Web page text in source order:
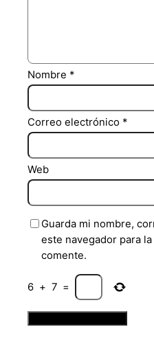
Nombre *
Correo electrónico *
Web
Guarda mi nombre,
este navegador para
comente.
6 + 7 =